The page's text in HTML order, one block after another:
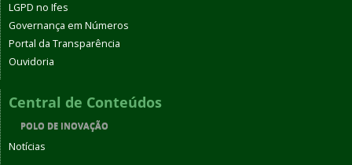
LGPD no Ifes
Governança em Números
Portal da Transparência
Ouvidoria
Central de Conteúdos
POLO DE INOVAÇÃO
Notícias